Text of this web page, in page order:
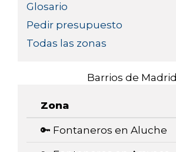
Glosario
Pedir presupuesto
Todas las zonas
Barrios de Madrid
Zona
🔑 Fontaneros en Aluche